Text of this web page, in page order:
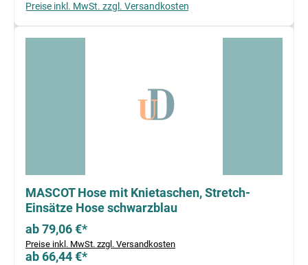
Preise inkl. MwSt. zzgl. Versandkosten
MASCOT Hose mit Knietaschen, Stretch-
Einsätze Hose schwarzblau
ab 79,06 €*
Preise inkl. MwSt. zzgl. Versandkosten
ab 66,44 €*